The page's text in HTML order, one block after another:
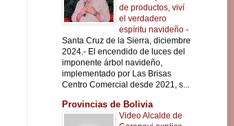
de productos, viví
el verdadero
espíritu navideño -
Santa Cruz de la Sierra, diciembre
2024.- El encendido de luces del
imponente árbol navideño,
implementado por Las Brisas
Centro Comercial desde 2021, s...
Provincias de Bolivia
Video Alcalde de